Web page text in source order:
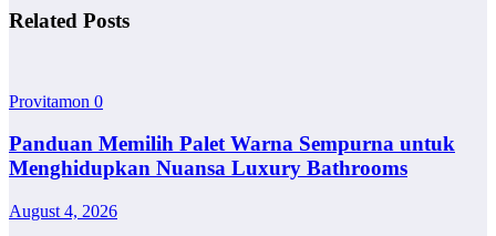
Related Posts
Provitamon 0
Panduan Memilih Palet Warna Sempurna untuk
Menghidupkan Nuansa Luxury Bathrooms
August 4, 2026